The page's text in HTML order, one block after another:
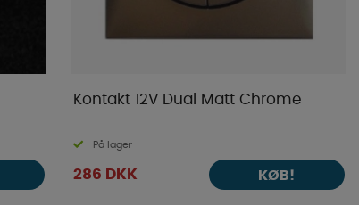
Kontakt 12V Dual Matt Chrome
På lager
286 DKK KØB!